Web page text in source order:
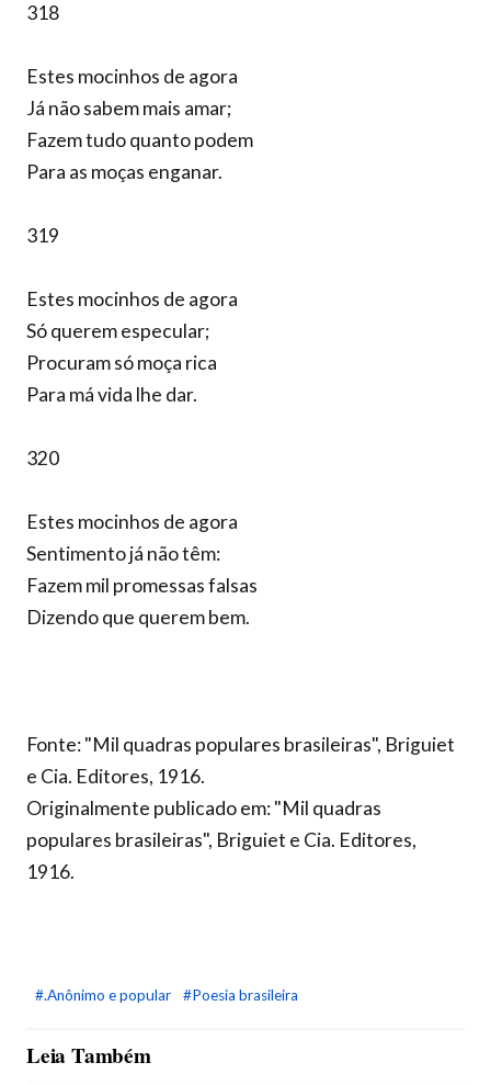
318
Estes mocinhos de agora
Já não sabem mais amar;
Fazem tudo quanto podem
Para as moças enganar.
319
Estes mocinhos de agora
Só querem especular;
Procuram só moça rica
Para má vida lhe dar.
320
Estes mocinhos de agora
Sentimento já não têm:
Fazem mil promessas falsas
Dizendo que querem bem.
Fonte: "Mil quadras populares brasileiras", Briguiet
e Cia. Editores, 1916.
Originalmente publicado em: "Mil quadras
populares brasileiras", Briguiet e Cia. Editores,
1916.
#.Anônimo e popular #Poesia brasileira
Leia Também